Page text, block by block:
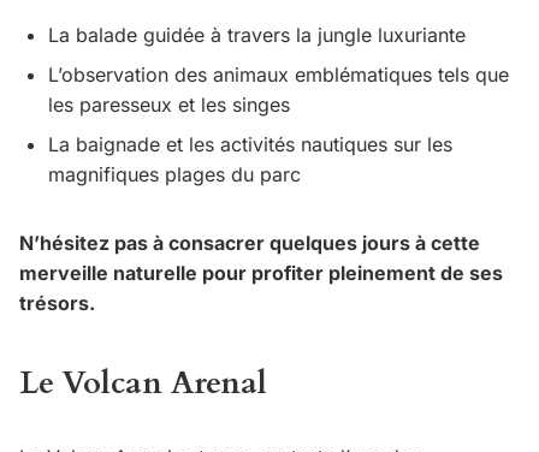
La balade guidée à travers la jungle luxuriante
L’observation des animaux emblématiques tels que
les paresseux et les singes
La baignade et les activités nautiques sur les
magnifiques plages du parc
N’hésitez pas à consacrer quelques jours à cette
merveille naturelle pour profiter pleinement de ses
trésors.
Le Volcan Arenal